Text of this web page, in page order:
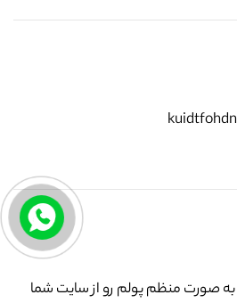
صورت منظم پولم رو از سایت شما